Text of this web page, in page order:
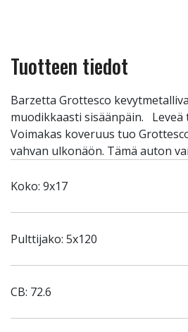
Tuotteen tiedot
Barzetta Grottesco
muodikkaasti sisäänpäin.
Voimakas koveruus tuo
vahvan ulkonäön. Tämä auton
Koko: 9x17
Pulttijako: 5x120
CB: 72.6